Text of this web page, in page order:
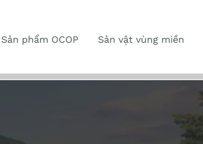
Sản phẩm OCOP Sản vật vùng miền